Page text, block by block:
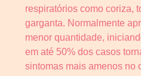
respiratórios como coriza,
garganta. Normalmente
menor quantidade,
em até 50% dos casos
sintomas mais amenos no